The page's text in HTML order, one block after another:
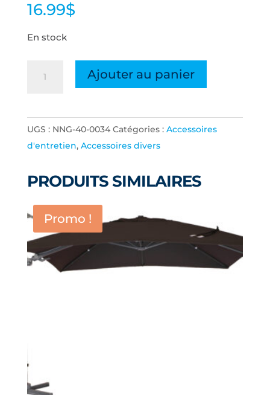
16.99$
En stock
FEUILLE
PROFOND
Ajouter au panier
UGS : NNG-40-0034 Catégories : Accessoires
d'entretien, Accessoires divers
PRODUITS SIMILAIRES
Promo !